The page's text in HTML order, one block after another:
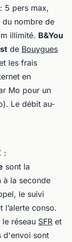
5 pers max,
nombre de
illimité. B&You
de Bouygues
les frais
en
Mo pour un
Le débit au-
:
sont la
à la seconde
le suivi
conso.
réseau SFR et
d'envoi sont